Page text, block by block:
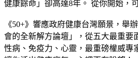
健康餘命」卻高達8年。 從你開始，
《50+》響應政府健康台灣願景，舉
會的全新解方論壇」，從五大最重要
性病、免疫力、心靈，最重磅權威專